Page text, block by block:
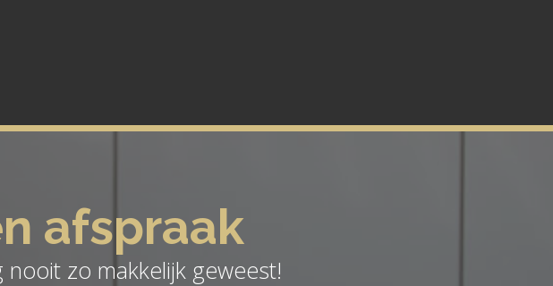
afspraak
zo makkelijk geweest!